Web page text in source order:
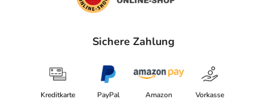
Sichere Zahlung
Kreditkarte PayPal Amazon Vorkasse